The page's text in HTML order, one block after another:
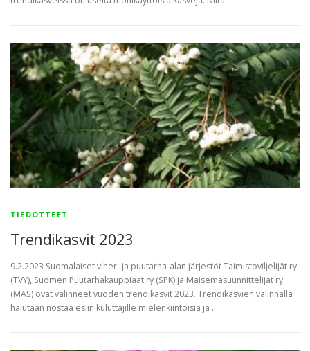
TIEDOTTEET
Trendikasvit 2023
9.2.2023 Suomalaiset viher- ja puutarha-alan järjestöt Taimistoviljelijät ry
(TVY), Suomen Puutarhakauppiaat ry (SPK) ja Maisemasuunnittelijat ry
(MAS) ovat valinneet vuoden trendikasvit 2023. Trendikasvien valinnalla
halutaan nostaa esiin kuluttajille mielenkiintoisia ja …